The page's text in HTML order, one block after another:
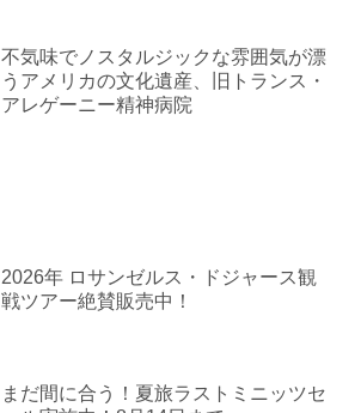
不気味でノスタルジックな雰囲気が漂
うアメリカの文化遺産、旧トランス・
アレゲーニー精神病院
2026年 ロサンゼルス・ドジャース観
戦ツアー絶賛販売中！
まだ間に合う！夏旅ラストミニッツセ